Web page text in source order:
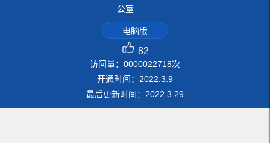
公室
电脑版
82
访问量： 0000022718次
开通时间： 2022 3 9
最后更新时间： 2022 3 29